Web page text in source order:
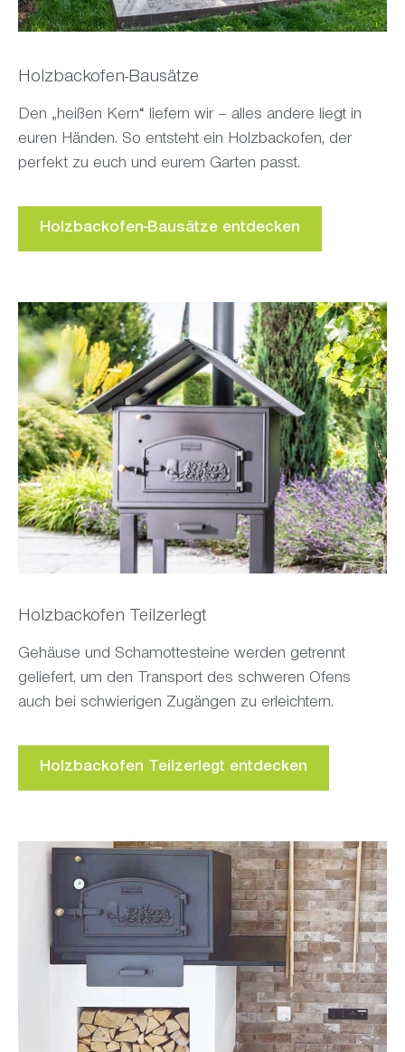
Holzbackofen-Bausätze
Den „heißen Kern“ liefern wir – alles andere liegt in
euren Händen. So entsteht ein Holzbackofen, der
perfekt zu euch und eurem Garten passt.
Holzbackofen-Bausätze entdecken
Holzbackofen Teilzerlegt
Gehäuse und Schamottesteine werden getrennt
geliefert, um den Transport des schweren Ofens
auch bei schwierigen Zugängen zu erleichtern.
Holzbackofen Teilzerlegt entdecken